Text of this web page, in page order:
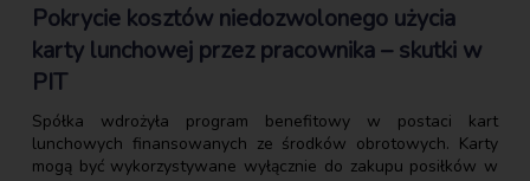
Pokrycie kosztów niedozwolonego użycia
karty lunchowej przez pracownika – skutki w
PIT
Spółka wdrożyła program benefitowy w postaci kart
lunchowych finansowanych ze środków obrotowych. Karty
mogą być wykorzystywane wyłącznie do zakupu posiłków w